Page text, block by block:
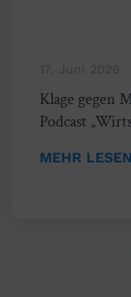
17. Juni 2026
Klage gegen
Podcast
MEHR